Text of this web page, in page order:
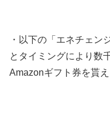
・以下の「エネチェン
とタイミングにより数
Amazonギフト券を貰